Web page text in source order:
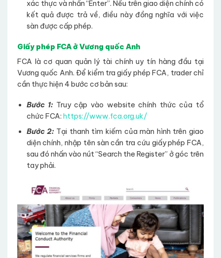
xác thực và nhấn “Enter”. Nếu trên giao diện chính có
kết quả được trả về, điều này đồng nghĩa với việc
sàn được cấp phép.
Giấy phép FCA ở Vương quốc Anh
FCA là cơ quan quản lý tài chính uy tín hàng đầu tại
Vương quốc Anh. Để kiểm tra giấy phép FCA, trader chỉ
cần thực hiện 4 bước cơ bản sau:
Bước 1: Truy cập vào website chính thức của tổ
chức FCA: https://www.fca.org.uk/
Bước 2: Tại thanh tìm kiếm của màn hình trên giao
diện chính, nhập tên sàn cần tra cứu giấy phép FCA,
sau đó nhấn vào nút “Search the Register” ở góc trên
tay phải.